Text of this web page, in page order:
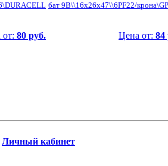
80 руб.
бат 9В\\16x26x47\\6PF22/крона\GP
Цена от: 84
Личный кабинет